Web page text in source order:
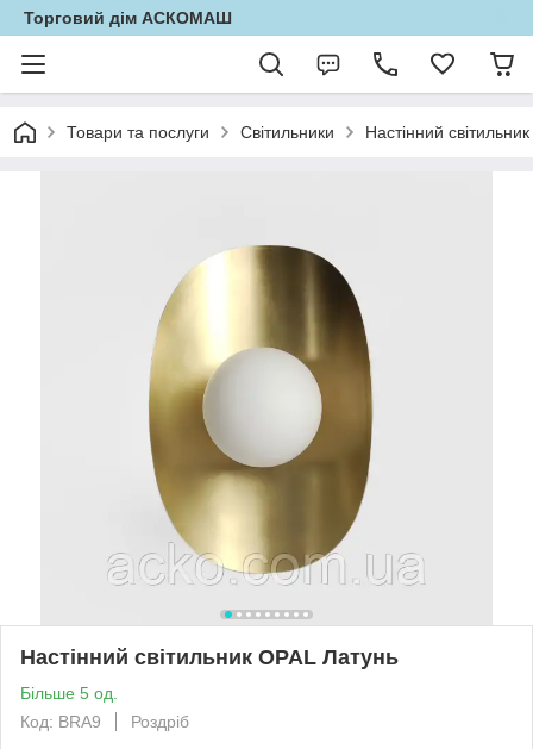
Торговий дім АСКОМАШ
Товари та послуги Світильники Настінний
Настінний світильник OPAL Латунь
Більше 5 од.
Код: BRA9
Роздріб